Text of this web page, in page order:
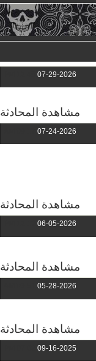
07-29-2026
مشاهدة المحادثة
07-24-2026
مشاهدة المحادثة
06-05-2026
مشاهدة المحادثة
05-28-2026
مشاهدة المحادثة
09-16-2025